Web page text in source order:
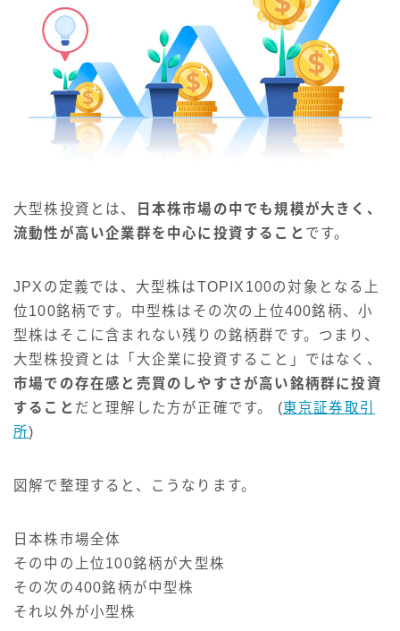
大型株投資とは、
日本株市場の中でも規模が大きく、
流動性が高い企業群を中心に投資すること です。
JPXの定義では、大型株はTOPIX100の対象となる上
位100銘柄です。中型株はその次の上位400銘柄、小
型株はそこに含まれない残りの銘柄群です。つまり、
大型株投資とは「大企業に投資すること」ではなく、
市場での存在感と売買のしやすさが高い銘柄群に投資
すること だと理解した方が正確です。 (東京証券取引
所)
図解で整理すると、こうなります。
日本株市場全体
その中の上位100銘柄が大型株
その次の400銘柄が中型株
それ以外が小型株